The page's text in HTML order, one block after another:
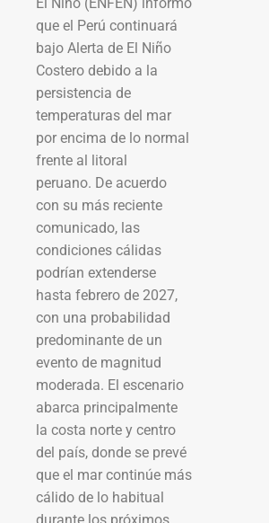
que el Perú continuará
bajo Alerta de El Niño
Costero debido a la
persistencia de
temperaturas del mar
por encima de lo normal
frente al litoral
peruano. De acuerdo
con su más reciente
comunicado, las
condiciones cálidas
podrían extenderse
hasta febrero de 2027,
con una probabilidad
predominante de un
evento de magnitud
moderada. El escenario
abarca principalmente
la costa norte y centro
del país, donde se prevé
que el mar continúe más
cálido de lo habitual
durante los próximos